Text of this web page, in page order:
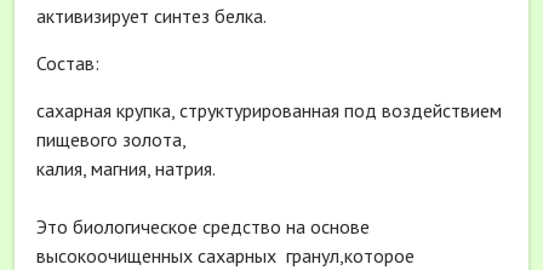
активизирует синтез белка.
Состав:
сахарная крупка, структурированная под воздействием
пищевого золота,
калия, магния, натрия.
Это биологическое средство на основе
высокоочищенных сахарных гранул,которое